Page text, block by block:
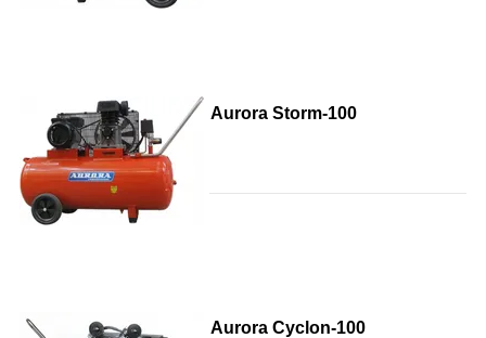
Aurora Storm-100
Aurora Cyclon-100